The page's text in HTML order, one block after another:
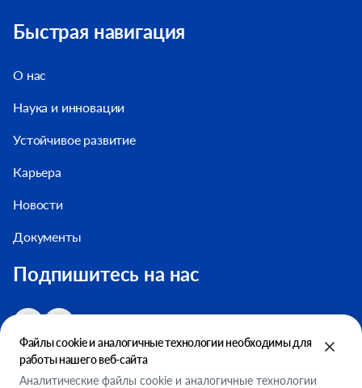
Быстрая навигация
О нас
Наука и инновации
Устойчивое развитие
Карьера
Новости
Документы
Подпишитесь на нас
Файлы cookie и аналогичные технологии необходимы для
работы нашего веб-сайта
Аналитические файлы cookie и аналогичные технологии